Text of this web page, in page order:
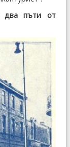
два пъти от